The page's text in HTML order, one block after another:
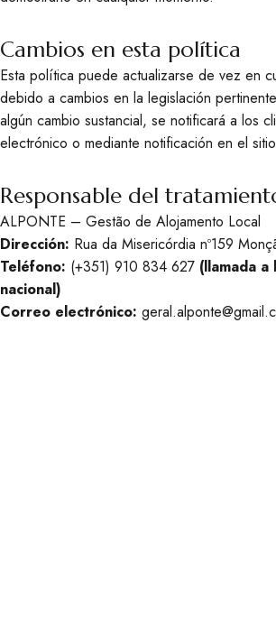
Cambios en esta política
Esta política puede actualizarse de vez en
debido a cambios en la legislación
algún cambio sustancial, se notificará a los
electrónico o mediante notificación en el
Responsable del
ALPONTE – Gestão de Alojamento Local
Dirección: Rua da Misericórdia nº159
Teléfono: (+351) 910 834 627 (llamada
nacional)
Correo electrónico: